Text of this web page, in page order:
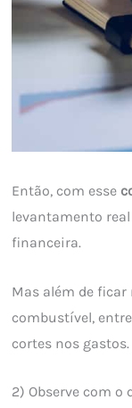
Então, com esse
levantamento
financeira.
Mas além de
combustível,
cortes nos gastos.
2) Observe com